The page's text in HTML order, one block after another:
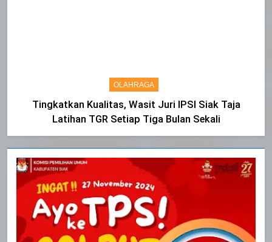
OLAHRAGA
Tingkatkan Kualitas, Wasit Juri IPSI Siak Taja
Latihan TGR Setiap Tiga Bulan Sekali